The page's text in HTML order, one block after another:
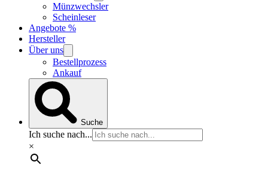
Münzwechsler
Scheinleser
Angebote %
Hersteller
Über uns
Bestellprozess
Ankauf
Suche
Ich suche nach...
×